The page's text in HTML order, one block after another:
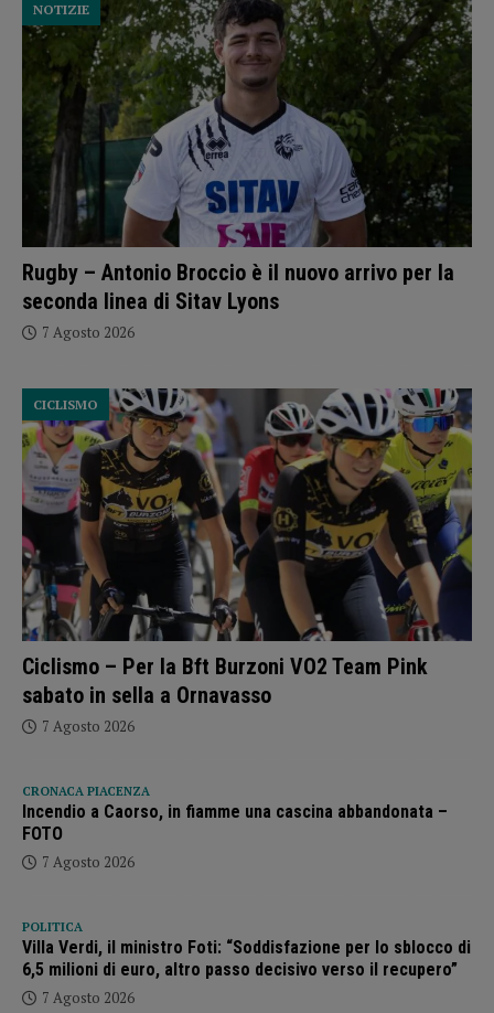
Rugby – Antonio Broccio è il nuovo arrivo per la
seconda linea di Sitav Lyons
NOTIZIE
7 Agosto 2026
Ciclismo – Per la Bft Burzoni VO2 Team Pink
sabato in sella a Ornavasso
CICLISMO
7 Agosto 2026
CRONACA PIACENZA
Incendio a Caorso, in fiamme una cascina abbandonata –
FOTO
7 Agosto 2026
POLITICA
Villa Verdi, il ministro Foti: “Soddisfazione per lo sblocco di
6,5 milioni di euro, altro passo decisivo verso il recupero”
7 Agosto 2026